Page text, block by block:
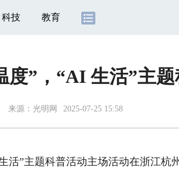
科技 教育
度”，“AI 生活”主
来源： 光明网 2025-07-25 15:58
”主题科普活动主场活动在浙江杭